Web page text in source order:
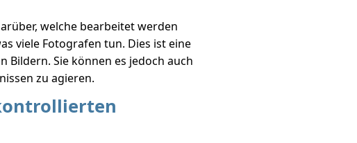
welche bearbeitet werden
viele Fotografen tun. Dies ist eine
Sie können es jedoch auch
zu agieren.